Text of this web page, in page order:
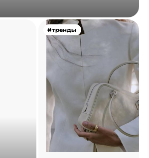
#тренды